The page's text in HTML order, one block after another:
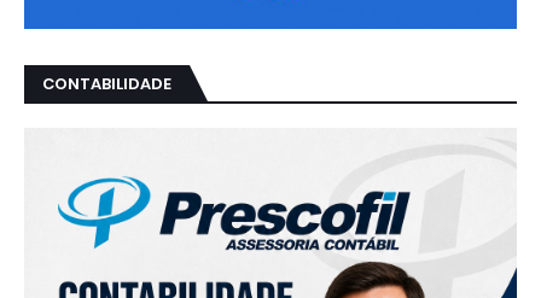
CONTABILIDADE